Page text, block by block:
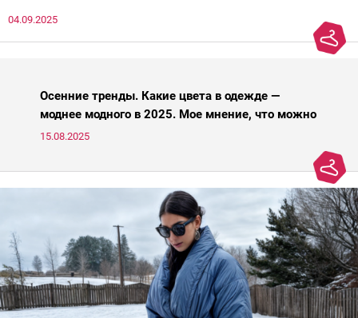
паники.
04.09.2025
Осенние тренды. Какие цвета в одежде —
моднее модного в 2025. Мое мнение, что можно
носить, а что нет
15.08.2025